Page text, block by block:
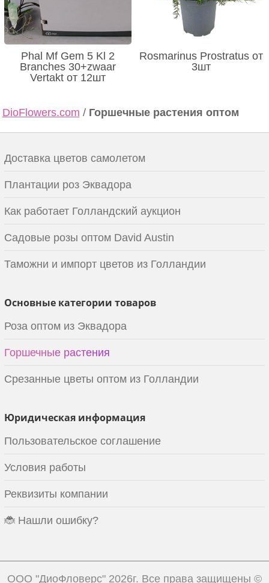
Phal Mf Gem 5 Kl 2
Branches 30+zwaar
Vertakt от 12шт
Rosmarinus Prostratus от
3шт
DioFlowers.com / Горшечные растения оптом
Доставка цветов самолетом
Плантации роз Эквадора
Как работает Голландский аукцион
Садовые розы оптом David Austin
Таможни и импорт цветов из Голландии
Основные категории товаров
Роза оптом из Эквадора
Горшечные растения
Срезанные цветы оптом из Голландии
Юридическая информация
Пользовательское соглашение
Условия работы
Реквизиты компании
🐞 Нашли ошибку?
ООО "ДиоФловерс" 2026г. Все права защищены ©